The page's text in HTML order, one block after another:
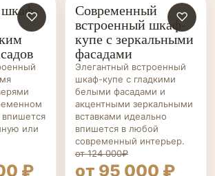
♡
шкаф-
впишется
или
₽
ШКАФЫ-
КУПЕ НА ЗАКАЗ
♡
Современный
встроенный шкаф-
купе с зеркальными
фасадами
Элегантный встроенный
шкаф-купе с гладкими
белыми фасадами и
акцентными зеркальными
вставками идеально
впишется в любой
современный интерьер.
от 124 000₽
от 95 000 ₽